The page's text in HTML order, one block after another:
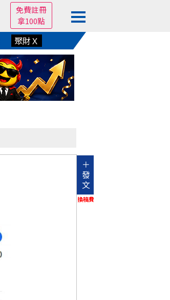
免費註冊
拿100點
聚財Ｘ
＋
發
文
換稿費